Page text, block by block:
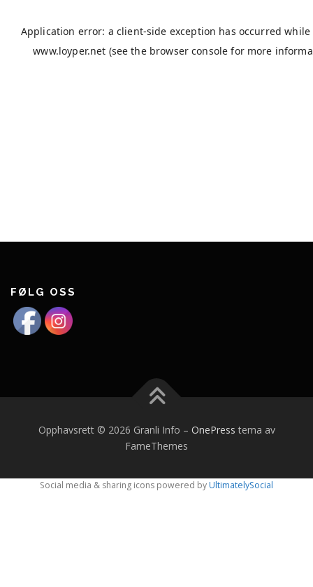
FØLG OSS
Opphavsrett © 2026 Granli Info – OnePress tema av
FameThemes
Social media & sharing icons powered byUltimatelySocial